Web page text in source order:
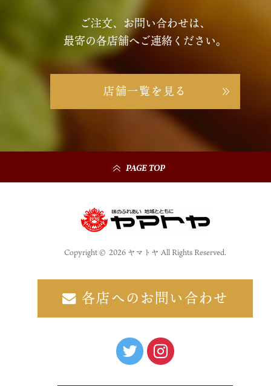
ご注文、お問い合わせは、
最寄の各店舗へご連絡ください。
店舗一覧を見る
PAGE TOP
Copyright © 2026 ヤマトヤ All Rights Reserved.
各店へのお問い合わせ